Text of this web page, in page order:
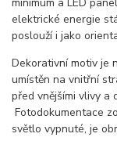
elektrické energie
poslouží i jako
Dekorativní motiv je
umístěn na vnitřní
před vnějšími vlivy a
Fotodokumentace
světlo vypnuté, je